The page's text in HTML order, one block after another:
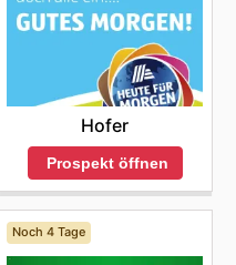
Hofer
Prospekt öffnen
Noch 4 Tage